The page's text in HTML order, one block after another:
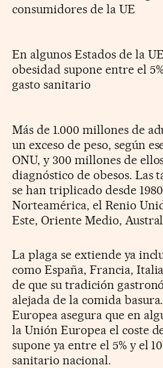
consumidores de la UE
En algunos Estados de la
obesidad supone entre el
gasto sanitario
Más de 1.000 millones de
un exceso de peso, según
ONU, y 300 millones de
diagnóstico de obesos. Las
se han triplicado desde
Norteamérica, el Renio
Este, Oriente Medio,
La plaga se extiende ya
como España, Francia,
de que su tradición
alejada de la comida
Europea asegura que en
la Unión Europea el coste
supone ya entre el 5% y el
sanitario nacional.